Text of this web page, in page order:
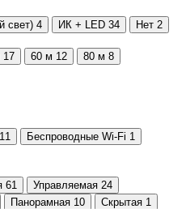
свет) 4 ИК + LED 34 Нет 2
17 60 м 12 80 м 8
Беспроводные Wi-Fi 1
61 Управляемая 24
Панорамная 10 Скрытая 1